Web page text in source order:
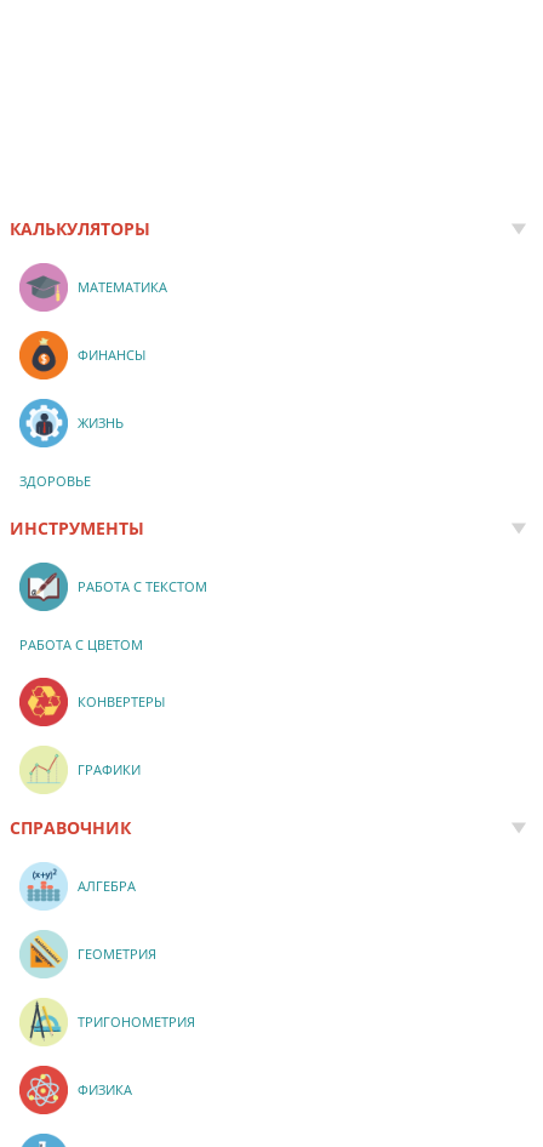
КАЛЬКУЛЯТОРЫ
МАТЕМАТИКА
ФИНАНСЫ
ЖИЗНЬ
ЗДОРОВЬЕ
ИНСТРУМЕНТЫ
РАБОТА С ТЕКСТОМ
РАБОТА С ЦВЕТОМ
КОНВЕРТЕРЫ
ГРАФИКИ
СПРАВОЧНИК
АЛГЕБРА
ГЕОМЕТРИЯ
ТРИГОНОМЕТРИЯ
ФИЗИКА